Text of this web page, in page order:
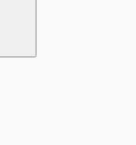
chặn số trên điện